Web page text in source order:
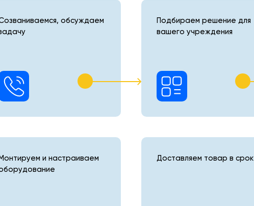
обсуждаем
Подбираем решение для
вашего учреждения
и настраиваем
Доставляем товар в срок